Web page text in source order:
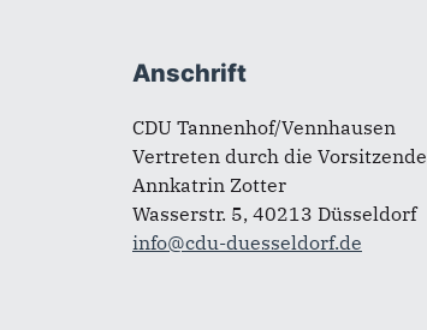
Anschrift
CDU Tannenhof/Vennhausen
Vertreten durch die Vorsitzende
Annkatrin Zotter
Wasserstr. 5, 40213 Düsseldorf
info@cdu-duesseldorf.de